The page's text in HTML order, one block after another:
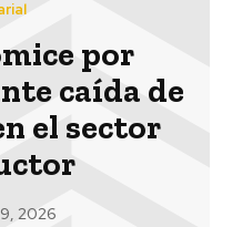
por
caída de
el sector
2026